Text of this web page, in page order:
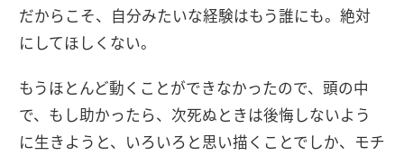
だからこそ、自分みたいな経験はもう誰にも。絶対
にしてほしくない。
もうほとんど動くことができなかったので、頭の中
で、もし助かったら、次死ぬときは後悔しないよう
に生きようと、いろいろと思い描くことでしか、モチ